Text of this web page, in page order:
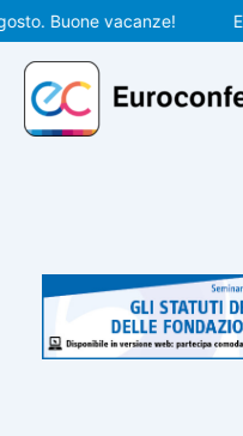
Vai
al
contenuto
Buone vacanze!